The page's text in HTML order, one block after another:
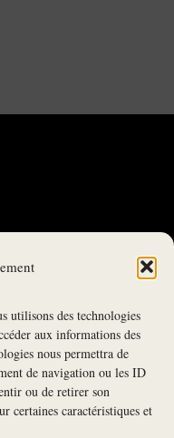
utilisons des technologies
aux informations des
nous permettra de
de navigation ou les ID
ou de retirer son
certaines caractéristiques et